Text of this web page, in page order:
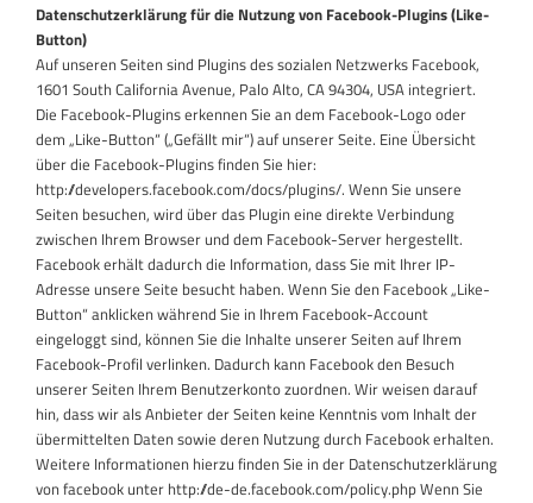
Datenschutzerklärung für die Nutzung von Facebook-Plugins (Like-
Button)
Auf unseren Seiten sind Plugins des sozialen Netzwerks Facebook,
1601 South California Avenue, Palo Alto, CA 94304, USA integriert.
Die Facebook-Plugins erkennen Sie an dem Facebook-Logo oder
dem „Like-Button“ („Gefällt mir“) auf unserer Seite. Eine Übersicht
über die Facebook-Plugins finden Sie hier:
http://developers.facebook.com/docs/plugins/. Wenn Sie unsere
Seiten besuchen, wird über das Plugin eine direkte Verbindung
zwischen Ihrem Browser und dem Facebook-Server hergestellt.
Facebook erhält dadurch die Information, dass Sie mit Ihrer IP-
Adresse unsere Seite besucht haben. Wenn Sie den Facebook „Like-
Button“ anklicken während Sie in Ihrem Facebook-Account
eingeloggt sind, können Sie die Inhalte unserer Seiten auf Ihrem
Facebook-Profil verlinken. Dadurch kann Facebook den Besuch
unserer Seiten Ihrem Benutzerkonto zuordnen. Wir weisen darauf
hin, dass wir als Anbieter der Seiten keine Kenntnis vom Inhalt der
übermittelten Daten sowie deren Nutzung durch Facebook erhalten.
Weitere Informationen hierzu finden Sie in der Datenschutzerklärung
von facebook unter http://de-de.facebook.com/policy.php Wenn Sie